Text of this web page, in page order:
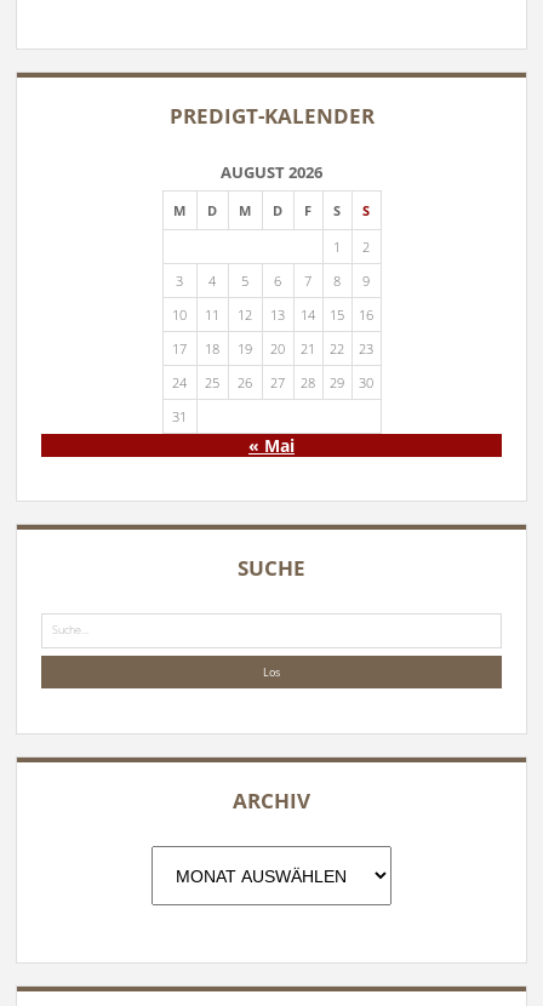
PREDIGT-KALENDER
AUGUST 2026
M D M D F S
S
1
2
3
4 5 6 7 8
9
10
11 12 13 14 15
16
17
18 19 20 21 22
23
24
25 26 27 28 29
30
31
« Mai
SUCHE
Suche
ARCHIV